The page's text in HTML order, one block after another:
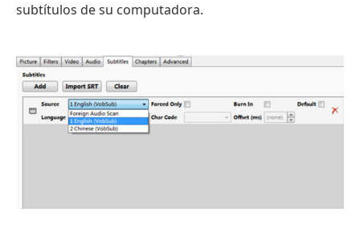
subtítulos de su computadora.